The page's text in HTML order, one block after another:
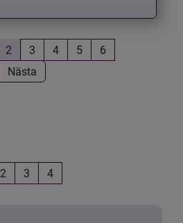
2 3 4 5
6
Nästa
2 3 4